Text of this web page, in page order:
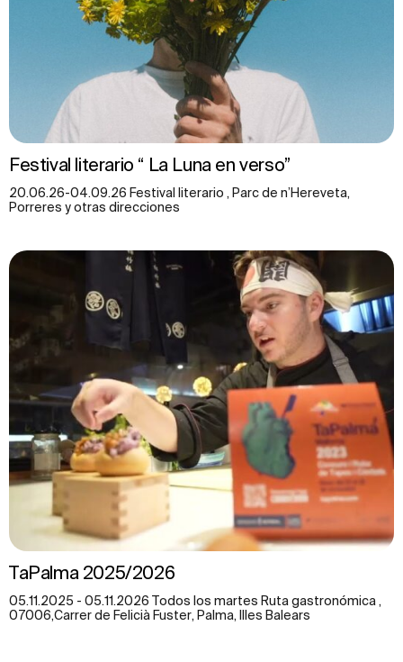
Festival literario “ La Luna en verso”
20.06.26-04.09.26 Festival literario , Parc de n’Hereveta,
Porreres y otras direcciones
TaPalma 2025/2026
05.11.2025 - 05.11.2026 Todos los martes Ruta gastronómica ,
07006,Carrer de Felicià Fuster, Palma, Illes Balears